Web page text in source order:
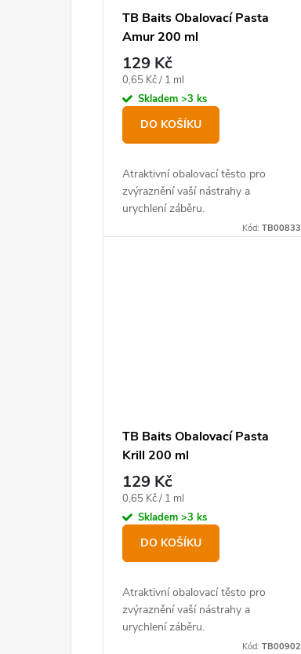
TB Baits Obalovací Pasta
Amur 200 ml
129 Kč
Měrná
cena:
0,65 Kč / 1 ml
Skladem >3 ks
DO KOŠÍKU
Atraktivní obalovací těsto pro
zvýraznění vaší nástrahy a
urychlení záběru.
Kód: TB00833
TB Baits Obalovací Pasta
Krill 200 ml
129 Kč
Měrná
cena:
0,65 Kč / 1 ml
Skladem >3 ks
DO KOŠÍKU
Atraktivní obalovací těsto pro
zvýraznění vaší nástrahy a
urychlení záběru.
Kód: TB00902